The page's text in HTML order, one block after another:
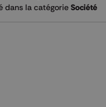
dans la catégorie Société